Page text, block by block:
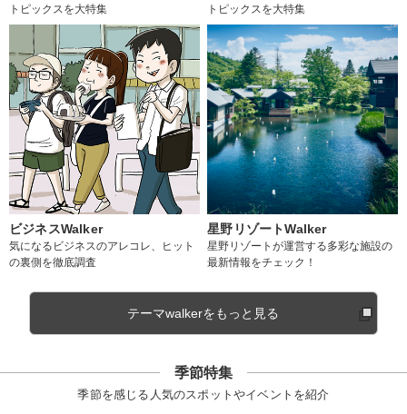
トピックスを大特集
トピックスを大特集
ビジネスWalker
気になるビジネスのアレコレ、ヒット
の裏側を徹底調査
星野リゾートWalker
星野リゾートが運営する多彩な施設の
最新情報をチェック！
テーマwalkerをもっと見る
季節特集
季節を感じる人気のスポットやイベントを紹介